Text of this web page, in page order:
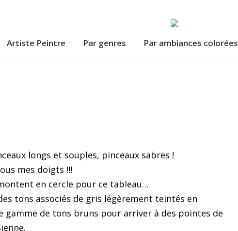
Artiste Peintre Par genres Par ambiances colorées
longs et souples, pinceaux sabres !
mes doigts !!!
en cercle pour ce tableau…
tons associés de gris légèrement teintés en
gamme de tons bruns pour arriver à des pointes de